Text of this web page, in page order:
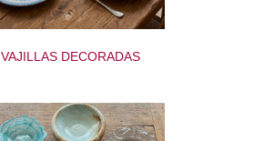
VAJILLAS DECORADAS